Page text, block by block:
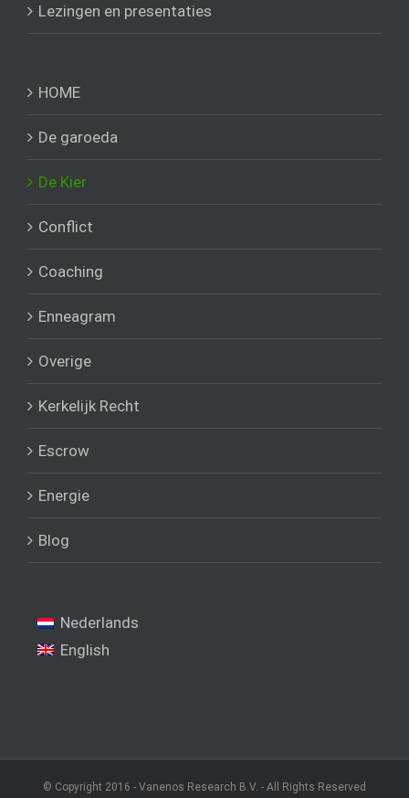
Lezingen en presentaties
HOME
De garoeda
De Kier
Conflict
Coaching
Enneagram
Overige
Kerkelijk Recht
Escrow
Energie
Blog
Nederlands
English
© Copyright 2016 - Vanenos Research B.V. - All Rights Reserved